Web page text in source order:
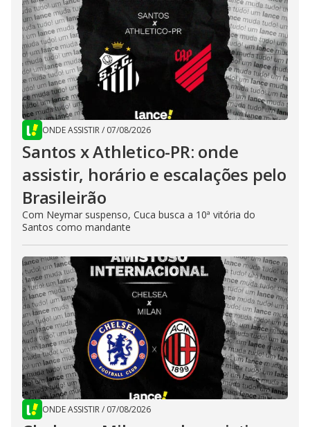
ONDE ASSISTIR/ 07/08/2026
Santos x Athletico-PR: onde
assistir, horário e escalações pelo
Brasileirão
Com Neymar suspenso, Cuca busca a 10ª vitória do
Santos como mandante
ONDE ASSISTIR/ 07/08/2026